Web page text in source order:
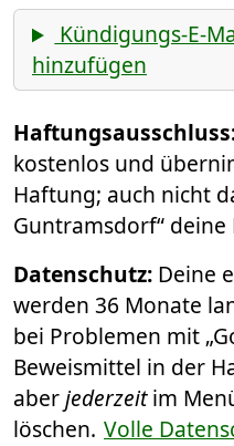
Kündigungs-E-
hinzufügen
kostenlos und
Haftung; auch nicht
Guntramsdorf“
Datenschutz: Deine
werden 36 Monate
bei Problemen mit
Beweismittel in der
aberjederzeitim
löschen. Volle